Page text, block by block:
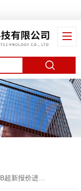
报价进口牛用B超